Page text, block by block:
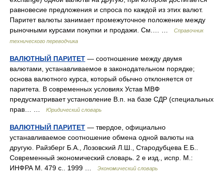
равновесие предложения и спроса по каждой из этих валют.
Паритет валюты занимает промежуточное положение между
рыночными курсами покупки и продажи. См.… …
Справочник
технического переводчика
ВАЛЮТНЫЙ ПАРИТЕТ — соотношение между двумя
валютами, устанавливаемое в законодательном порядке;
основа валютного курса, который обычно отклоняется от
паритета. В современных условиях Устав МВФ
предусматривает установление В.п. на базе СДР (специальных
прав… …
Юридический словарь
ВАЛЮТНЫЙ ПАРИТЕТ — твердое, официально
устанавливаемое соотношение обмена одной валюты на
другую. Райзберг Б.А., Лозовский Л.Ш., Стародубцева Е.Б..
Современный экономический словарь. 2 е изд., испр. М.:
ИНФРА М. 479 с.. 1999 …
Экономический словарь